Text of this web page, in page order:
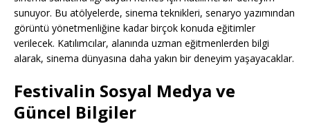
sunuyor. Bu atölyelerde, sinema teknikleri, senaryo yazımından
görüntü yönetmenliğine kadar birçok konuda eğitimler
verilecek. Katılımcılar, alanında uzman eğitmenlerden bilgi
alarak, sinema dünyasına daha yakın bir deneyim yaşayacaklar.
Festivalin Sosyal Medya ve
Güncel Bilgiler